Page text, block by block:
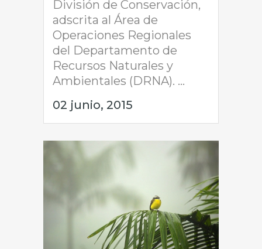
División de Conservación,
adscrita al Área de
Operaciones Regionales
del Departamento de
Recursos Naturales y
Ambientales (DRNA). ...
02 junio, 2015